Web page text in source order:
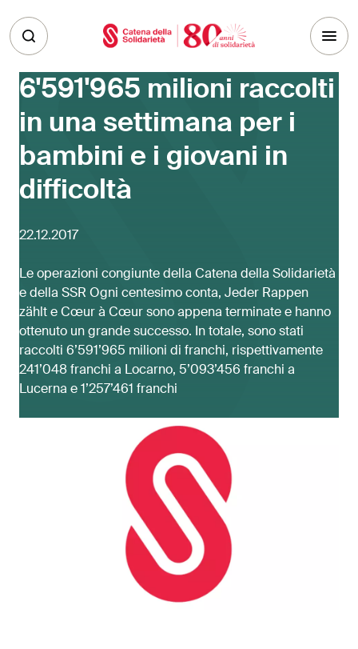
6'591'965 milioni raccolti
in una settimana per i
bambini e i giovani in
difficoltà
22.12.2017
Le operazioni congiunte della Catena della Solidarietà
e della SSR Ogni centesimo conta, Jeder Rappen
zählt e Cœur à Cœur sono appena terminate e hanno
ottenuto un grande successo. In totale, sono stati
raccolti 6’591’965 milioni di franchi, rispettivamente
241’048 franchi a Locarno, 5’093’456 franchi a
Lucerna e 1’257’461 franchi